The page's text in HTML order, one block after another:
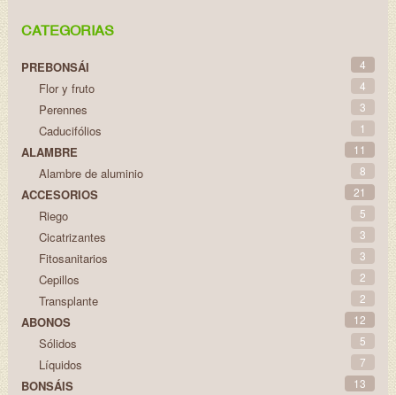
CATEGORIAS
PREBONSÁI 4
Flor y fruto 4
Perennes 3
Caducifólios 1
ALAMBRE 11
Alambre de aluminio 8
ACCESORIOS 21
Riego 5
Cicatrizantes 3
Fitosanitarios 3
Cepillos 2
Transplante 2
ABONOS 12
Sólidos 5
Líquidos 7
BONSÁIS 13